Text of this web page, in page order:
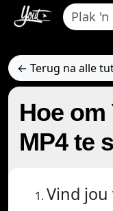
← Terug na alle
Hoe
MP4 te
Vind